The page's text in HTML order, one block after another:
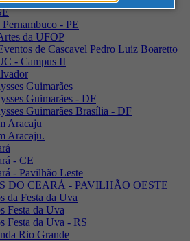
- PE
da UFOP
de Cascavel Pedro Luiz Boaretto
- Campus II
Guimarães
Guimarães - DF
Guimarães Brasília - DF
Aracaju
Aracaju.
- CE
- Pavilhão Leste
DO CEARÁ - PAVILHÃO OESTE
da Festa da Uva
Festa da Uva
Festa da Uva - RS
Rio Grande